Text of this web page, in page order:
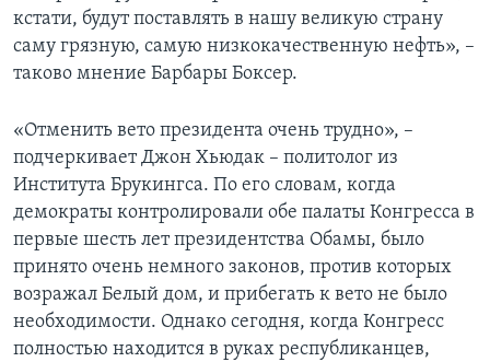
кстати, будут поставлять в нашу великую страну
саму грязную, самую низкокачественную нефть», –
таково мнение Барбары Боксер.
«Отменить вето президента очень трудно», –
подчеркивает Джон Хьюдак – политолог из
Института Брукингса. По его словам, когда
демократы контролировали обе палаты Конгресса в
первые шесть лет президентства Обамы, было
принято очень немного законов, против которых
возражал Белый дом, и прибегать к вето не было
необходимости. Однако сегодня, когда Конгресс
полностью находится в руках республиканцев,